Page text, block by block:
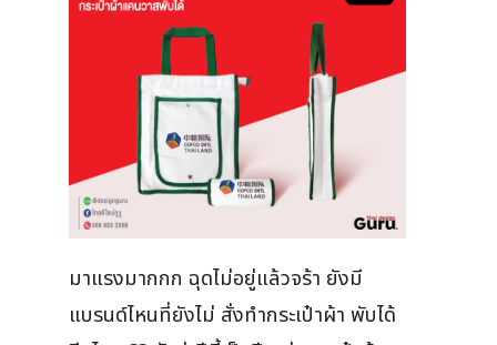
มาแรงมากกก ฉุดไม่อยู่แล้วจร้า ยังมี
แบรนด์ไหนที่ยังไม่ สั่งทำกระเป๋าผ้า พับได้